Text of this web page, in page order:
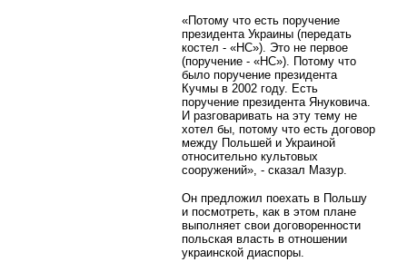
«Потому что есть поручение
президента Украины (передать
костел - «НС»). Это не первое
(поручение - «НС»). Потому что
было поручение президента
Кучмы в 2002 году. Есть
поручение президента Януковича.
И разговаривать на эту тему не
хотел бы, потому что есть договор
между Польшей и Украиной
относительно культовых
сооружений», - сказал Мазур.
Он предложил поехать в Польшу
и посмотреть, как в этом плане
выполняет свои договоренности
польская власть в отношении
украинской диаспоры.